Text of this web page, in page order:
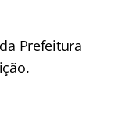
Prefeitura